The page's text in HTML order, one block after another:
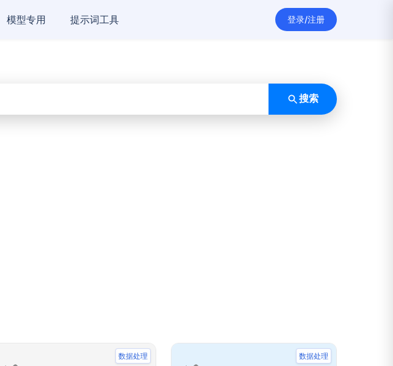
模型专用 提示词工具 登录/注册
搜索
数据处理 数据处理